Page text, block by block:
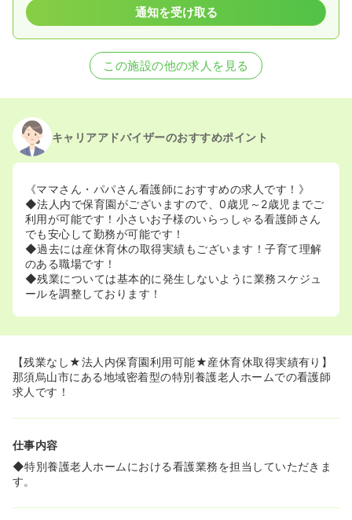
通知を受け取る
この施設の他の求人を見る
キャリアアドバイザーのおすすめポイント
《ママさん・パパさん看護師におすすめの求人です！》
◆法人内で保育園がございますので、0歳児～2歳児までご
利用が可能です！小さいお子様のいらっしゃる看護師さん
でも安心して勤務が可能です！
◆過去には産休育休の取得実績もございます！子育て理解
のある職場です！
◆残業については基本的に発生しないように業務スケジュ
ールを調整しております！
【残業なし★法人内保育園利用可能★産休育休取得実績有り】
那須烏山市にある地域密着型の特別養護老人ホームでの看護師
求人です！
仕事内容
◆特別養護老人ホームにおける看護業務を担当していただきま
す。